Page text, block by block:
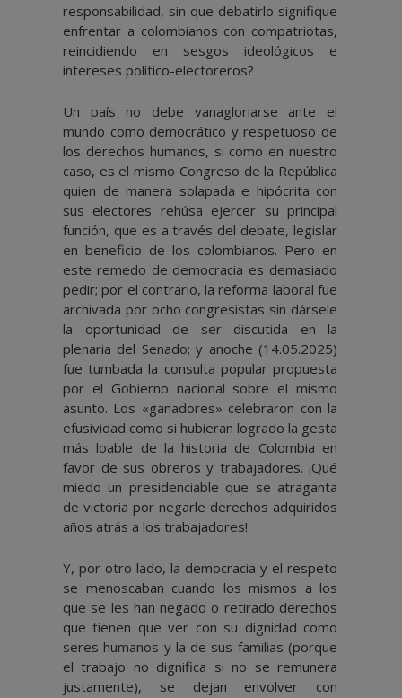
responsabilidad, sin que debatirlo signifique
enfrentar a colombianos con compatriotas,
reincidiendo en sesgos ideológicos e
intereses político-electoreros?
Un país no debe vanagloriarse ante el
mundo como democrático y respetuoso de
los derechos humanos, si como en nuestro
caso, es el mismo Congreso de la República
quien de manera solapada e hipócrita con
sus electores rehúsa ejercer su principal
función, que es a través del debate, legislar
en beneficio de los colombianos. Pero en
este remedo de democracia es demasiado
pedir; por el contrario, la reforma laboral fue
archivada por ocho congresistas sin dársele
la oportunidad de ser discutida en la
plenaria del Senado; y anoche (14.05.2025)
fue tumbada la consulta popular propuesta
por el Gobierno nacional sobre el mismo
asunto. Los «ganadores» celebraron con la
efusividad como si hubieran logrado la gesta
más loable de la historia de Colombia en
favor de sus obreros y trabajadores. ¡Qué
miedo un presidenciable que se atraganta
de victoria por negarle derechos adquiridos
años atrás a los trabajadores!
Y, por otro lado, la democracia y el respeto
se menoscaban cuando los mismos a los
que se les han negado o retirado derechos
que tienen que ver con su dignidad como
seres humanos y la de sus familias (porque
el trabajo no dignifica si no se remunera
justamente), se dejan envolver con